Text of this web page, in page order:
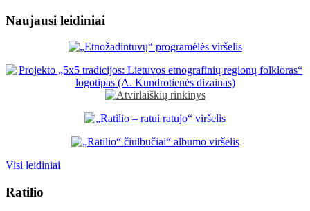
Naujausi leidiniai
Visi leidiniai
Ratilio